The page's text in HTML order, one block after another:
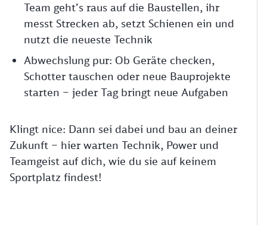
Team geht’s raus auf die Baustellen, ihr
messt Strecken ab, setzt Schienen ein und
nutzt die neueste Technik
Abwechslung pur: Ob Geräte checken,
Schotter tauschen oder neue Bauprojekte
starten – jeder Tag bringt neue Aufgaben
Klingt nice: Dann sei dabei und bau an deiner
Zukunft – hier warten Technik, Power und
Teamgeist auf dich, wie du sie auf keinem
Sportplatz findest!